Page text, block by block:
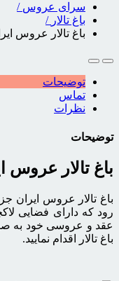
سرای عروس /
باغ تالار /
باغ تالار عروس
توضیحات
تماس
نظرات
توضیحات
باغ تالار عروس
باغ تالار عروس ایران
رود که دارای فضایی
عقد و عروسی خود به
باغ تالار اقدام نمایید.